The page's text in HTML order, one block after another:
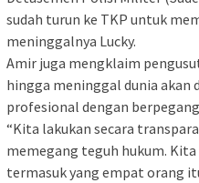
sudah turun ke TKP untuk
meninggalnya Lucky.
Amir juga mengklaim
hingga meninggal dunia akan
profesional dengan
“Kita lakukan secara
memegang teguh hukum.
termasuk yang empat orang